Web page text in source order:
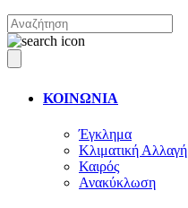
ΚΟΙΝΩΝΙΑ
Έγκλημα
Κλιματική Αλλαγή
Καιρός
Ανακύκλωση